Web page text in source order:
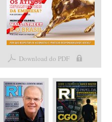
Download do PDF